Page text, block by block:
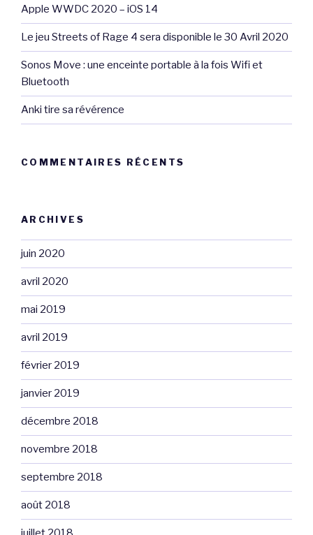
Apple WWDC 2020 – iOS 14
Le jeu Streets of Rage 4 sera disponible le 30 Avril 2020
Sonos Move : une enceinte portable à la fois Wifi et
Bluetooth
Anki tire sa révérence
COMMENTAIRES RÉCENTS
ARCHIVES
juin 2020
avril 2020
mai 2019
avril 2019
février 2019
janvier 2019
décembre 2018
novembre 2018
septembre 2018
août 2018